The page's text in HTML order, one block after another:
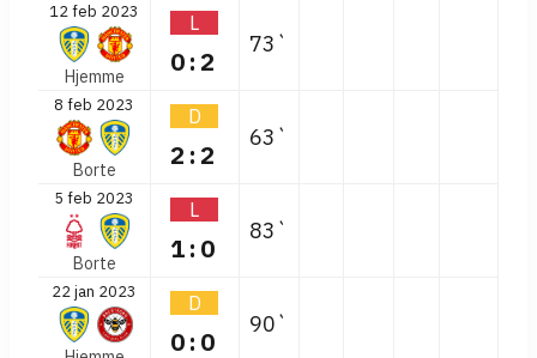
12 feb 2023
Hjemme
L
0:2
73`
8 feb 2023
Borte
D
2:2
63`
5 feb 2023
Borte
L
1:0
83`
22 jan 2023 D
0:0
90`